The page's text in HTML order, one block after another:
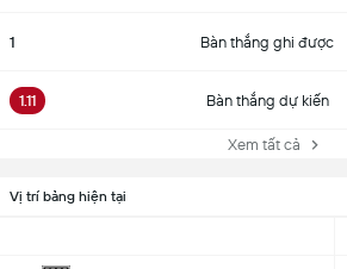
1 Bàn thắng ghi được
1.11 Bàn thắng dự kiến
Xem tất cả
Vị trí bảng hiện tại